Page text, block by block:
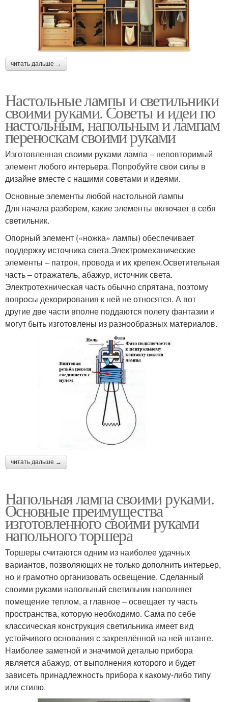
читать дальше →
Настольные лампы и светильники
своими руками. Советы и идеи по
настольным, напольным и лампам
переноскам своими руками
Изготовленная своими руками лампа – неповторимый
элемент любого интерьера. Попробуйте свои силы в
дизайне вместе с нашими советами и идеями.
Основные элементы любой настольной лампы
Для начала разберем, какие элементы включает в себя
светильник.
Опорный элемент («ножка» лампы) обеспечивает
поддержку источника света.Электромеханические
элементы – патрон, провода и их крепеж.Осветительная
часть – отражатель, абажур, источник света.
Электротехническая часть обычно спрятана, поэтому
вопросы декорирования к ней не относятся. А вот
другие две части вполне поддаются полету фантазии и
могут быть изготовлены из разнообразных материалов.
читать дальше →
Напольная лампа своими руками.
Основные преимущества
изготовленного своими руками
напольного торшера
Торшеры считаются одним из наиболее удачных
вариантов, позволяющих не только дополнить интерьер,
но и грамотно организовать освещение. Сделанный
своими руками напольный светильник наполняет
помещение теплом, а главное – освещает ту часть
пространства, которую необходимо. Сама по себе
классическая конструкция светильника имеет вид
устойчивого основания с закреплённой на ней штанге.
Наиболее заметной и значимой деталью прибора
является абажур, от выполнения которого и будет
зависеть принадлежность прибора к какому-либо типу
или стилю.